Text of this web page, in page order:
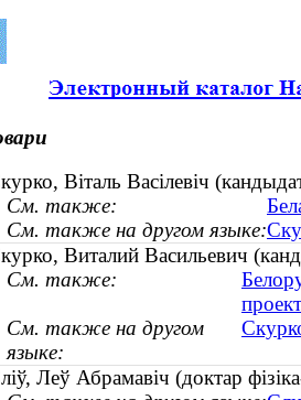
Віталь Васілевіч
См. также:
См. также на другом языке:
Виталий Васильевич
См. также:
См. также на другом
языке:
Леў Абрамавіч (доктар